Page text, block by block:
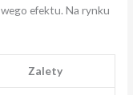
efektu. Na rynku
Zalety